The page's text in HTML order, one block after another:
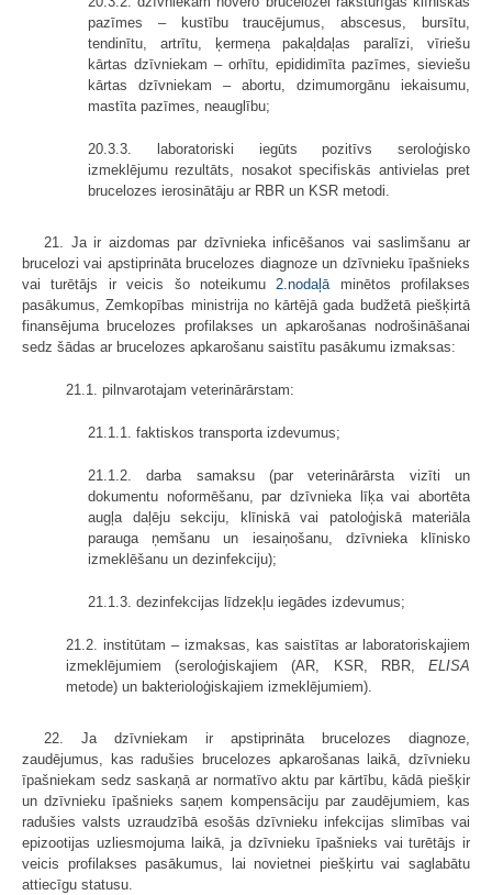
pazīmes – kustību traucējumus, abscesus, bursītu,
tendinītu, artrītu, ķermeņa pakaļdaļas paralīzi, vīriešu
kārtas dzīvniekam – orhītu, epididimīta pazīmes, sieviešu
kārtas dzīvniekam – abortu, dzimumorgānu iekaisumu,
mastīta pazīmes, neauglību;
20.3.3. laboratoriski iegūts pozitīvs seroloģisko
izmeklējumu rezultāts, nosakot specifiskās antivielas pret
brucelozes ierosinātāju ar RBR un KSR metodi.
21. Ja ir aizdomas par dzīvnieka inficēšanos vai saslimšanu ar
brucelozi vai apstiprināta brucelozes diagnoze un dzīvnieku īpašnieks
vai turētājs ir veicis šo noteikumu2.nodaļāminētos profilakses
pasākumus, Zemkopības ministrija no kārtējā gada budžetā piešķirtā
finansējuma brucelozes profilakses un apkarošanas nodrošināšanai
sedz šādas ar brucelozes apkarošanu saistītu pasākumu izmaksas:
21.1. pilnvarotajam veterinārārstam:
21.1.1. faktiskos transporta izdevumus;
21.1.2. darba samaksu (par veterinārārsta vizīti un
dokumentu noformēšanu, par dzīvnieka līķa vai abortēta
augļa daļēju sekciju, klīniskā vai patoloģiskā materiāla
parauga ņemšanu un iesaiņošanu, dzīvnieka klīnisko
izmeklēšanu un dezinfekciju);
21.1.3. dezinfekcijas līdzekļu iegādes izdevumus;
21.2. institūtam – izmaksas, kas saistītas ar laboratoriskajiem
izmeklējumiem (seroloģiskajiem (AR, KSR, RBR, ELISA
metode) un bakterioloģiskajiem izmeklējumiem).
22. Ja dzīvniekam ir apstiprināta brucelozes diagnoze,
zaudējumus, kas radušies brucelozes apkarošanas laikā, dzīvnieku
īpašniekam sedz saskaņā ar normatīvo aktu par kārtību, kādā piešķir
un dzīvnieku īpašnieks saņem kompensāciju par zaudējumiem, kas
radušies valsts uzraudzībā esošās dzīvnieku infekcijas slimības vai
epizootijas uzliesmojuma laikā, ja dzīvnieku īpašnieks vai turētājs ir
veicis profilakses pasākumus, lai novietnei piešķirtu vai saglabātu
attiecīgu statusu.